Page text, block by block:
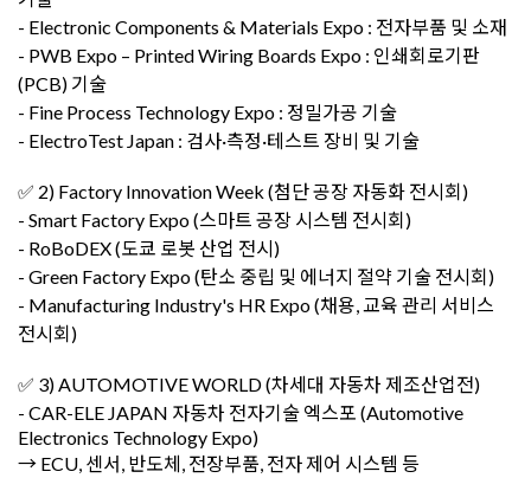
- Electronic Components & Materials Expo : 전자부품 및 소재
- PWB Expo – Printed Wiring Boards Expo : 인쇄회로기판
(PCB) 기술
- Fine Process Technology Expo : 정밀가공 기술
- ElectroTest Japan : 검사·측정·테스트 장비 및 기술
✅ 2) Factory Innovation Week (첨단 공장 자동화 전시회)
- Smart Factory Expo (스마트 공장 시스템 전시회)
- RoBoDEX (도쿄 로봇 산업 전시)
- Green Factory Expo (탄소 중립 및 에너지 절약 기술 전시회)
- Manufacturing Industry's HR Expo (채용, 교육 관리 서비스
전시회)
✅ 3) AUTOMOTIVE WORLD (차세대 자동차 제조산업전)
- CAR-ELE JAPAN 자동차 전자기술 엑스포 (Automotive
Electronics Technology Expo)
→ ECU, 센서, 반도체, 전장부품, 전자 제어 시스템 등